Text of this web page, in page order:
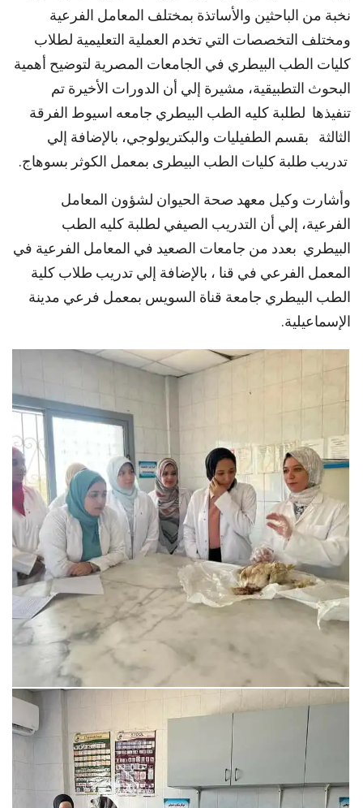
نخبة من الباحثين والأساتذة بمختلف المعامل الفرعية
ومختلف التخصصات التي تخدم العملية التعليمية لطلاب
كليات الطب البيطري في الجامعات المصرية لتوضيح أهمية
البحوث التطبيقية، مشيرة إلي أن الدورات الأخيرة تم
تنفيذها لطلبة كليه الطب البيطري جامعه اسيوط الفرقة
الثالثة بقسم الطفيليات والبكتريولوجي، بالإضافة إلي
تدريب طلبة كليات الطب البيطرى بمعمل الكوثر بسوهاج.
وأشارت وكيل معهد صحة الحيوان لشؤون المعامل
الفرعية، إلي أن التدريب الصيفي لطلبة كليه الطب
البيطري بعدد من جامعات الصعيد في المعامل الفرعية في
المعمل الفرعي في قنا ، بالإضافة إلي تدريب طلاب كلية
الطب البيطري جامعة قناة السويس بمعمل فرعي مدينة
الإسماعيلية.